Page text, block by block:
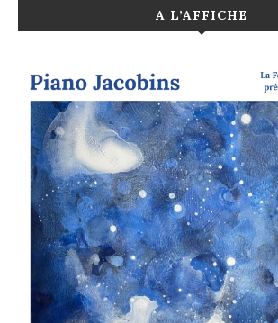
A L’AFFICHE